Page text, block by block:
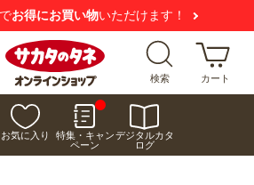
お得にお買い物いただけます！
検索 カート
お気に入り
特集・キャン
ペーン
デジタルカタ
ログ